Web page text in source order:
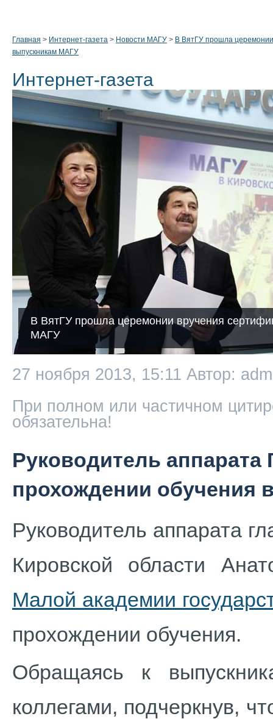
Главная > Интернет-газета > Новости МАГУ > В ВятГУ прошла
выпускникам МАГУ
Интернет-газета
В ВятГУ прошла церемонии вручения
МАГУ
27 ноября 2013, 15:11 Автор:
При полном или частичном
обязательна!
Руководитель
прохождении обучения
Руководитель аппарата
Кировской области
Малой академии
прохождении обучения.
Обращаясь к
коллегами, подчеркнув,